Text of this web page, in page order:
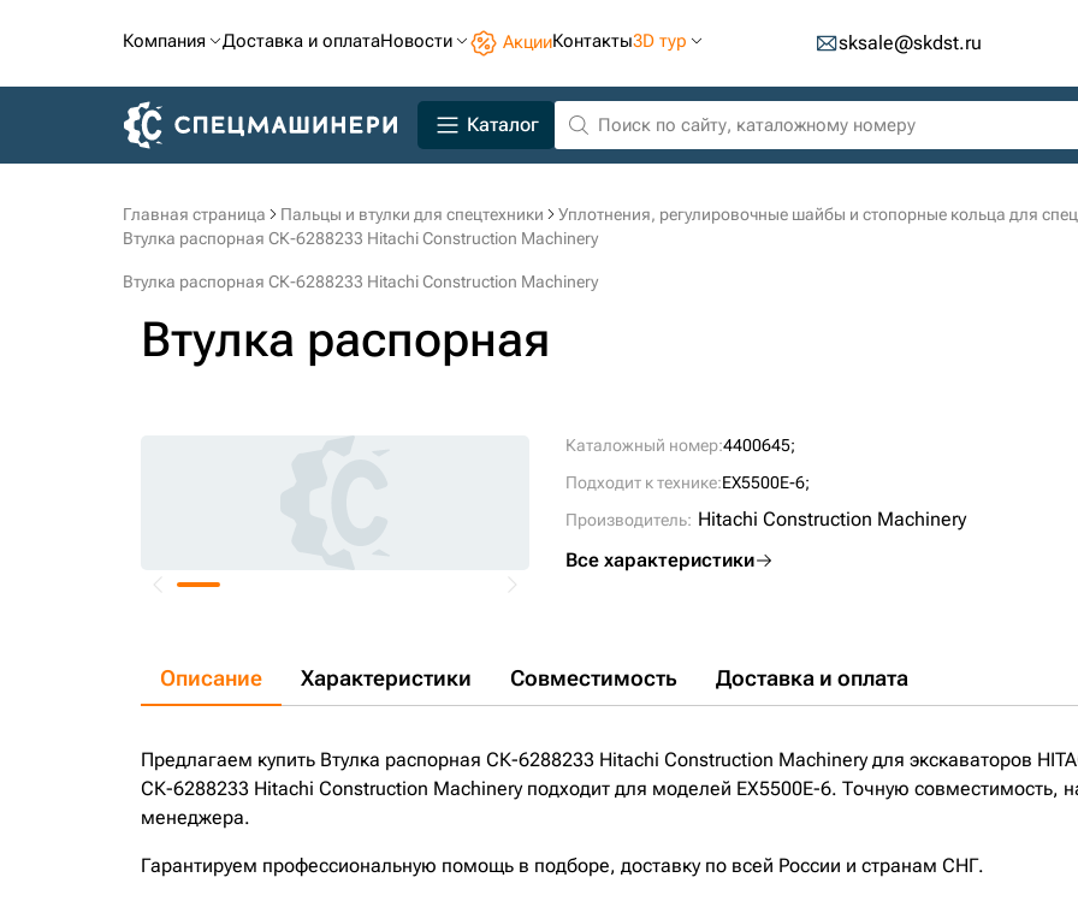
Компания Доставка и оплатаНовости АкцииКонтакты3D тур sksale@skdst.ru
Каталог
Главная страница Пальцы и втулки для спецтехники
Уплотнения, регулировочные шайбы и стопорные кольца для
Втулка распорная СК-6288233 Hitachi Construction Machinery
Втулка распорная СК-6288233 Hitachi Construction Machinery
Втулка распорная
Каталожный номер:4400645;
Подходит к технике:EX5500E-6;
Производитель: Hitachi Construction Machinery
Все характеристики
Описание Характеристики Совместимость Доставка и оплата
Предлагаем купить Втулка распорная СК-6288233 Hitachi Construction Machinery для экскаваторов
СК-6288233 Hitachi Construction Machinery подходит для моделей EX5500E-6. Точную совместимость,
менеджера.
Гарантируем профессиональную помощь в подборе, доставку по всей России и странам СНГ.